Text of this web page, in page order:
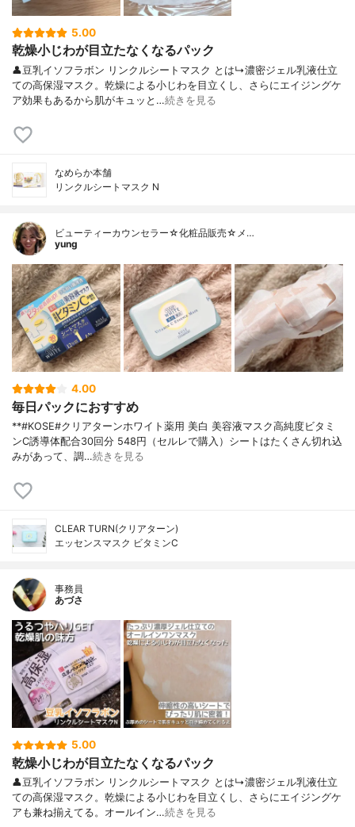
5.00
乾燥小じわが目立たなくなるパック
👤豆乳イソフラボン リンクルシートマスク とは↳濃密ジェル乳液仕立
ての高保湿マスク。乾燥による小じわを目立くし、さらにエイジングケ
ア効果もあるから肌がキュッと…続きを見る
なめらか本舗
リンクルシートマスク N
ビューティーカウンセラー☆化粧品販売☆メ…
yung
4.00
毎日パックにおすすめ
**#KOSE#クリアターンホワイト薬用 美白 美容液マスク高純度ビタミ
ンC誘導体配合⁡30回分 548円（セルレで購入）⁡シートはたくさん切れ込
みがあって、調…続きを見る
CLEAR TURN(クリアターン)
エッセンスマスク ビタミンC
事務員
あづさ
5.00
乾燥小じわが目立たなくなるパック
👤豆乳イソフラボン リンクルシートマスク とは↳濃密ジェル乳液仕立
ての高保湿マスク。乾燥による小じわを目立くし、さらにエイジングケ
アも兼ね揃えてる。オールイン…続きを見る